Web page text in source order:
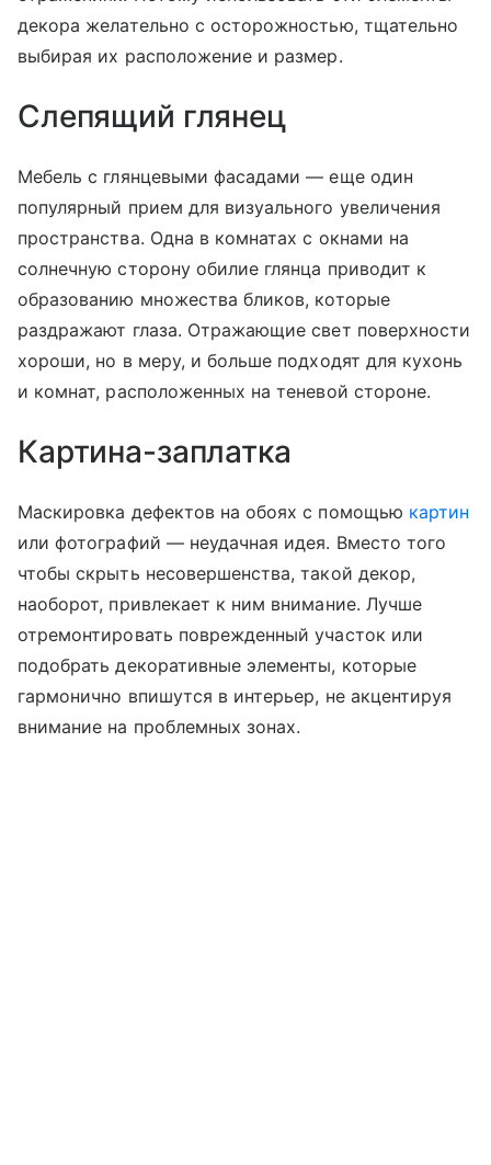
декора желательно с осторожностью, тщательно
выбирая их расположение и размер.
Слепящий глянец
Мебель с глянцевыми фасадами — еще один
популярный прием для визуального увеличения
пространства. Одна в комнатах с окнами на
солнечную сторону обилие глянца приводит к
образованию множества бликов, которые
раздражают глаза. Отражающие свет поверхности
хороши, но в меру, и больше подходят для кухонь
и комнат, расположенных на теневой стороне.
Картина-заплатка
Маскировка дефектов на обоях с помощью картин
или фотографий — неудачная идея. Вместо того
чтобы скрыть несовершенства, такой декор,
наоборот, привлекает к ним внимание. Лучше
отремонтировать поврежденный участок или
подобрать декоративные элементы, которые
гармонично впишутся в интерьер, не акцентируя
внимание на проблемных зонах.